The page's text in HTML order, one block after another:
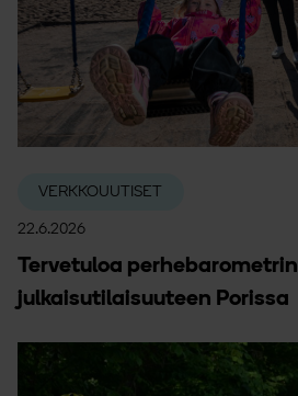
VERKKOUUTISET
22.6.2026
Tervetuloa perhebarometrin
julkaisutilaisuuteen Porissa